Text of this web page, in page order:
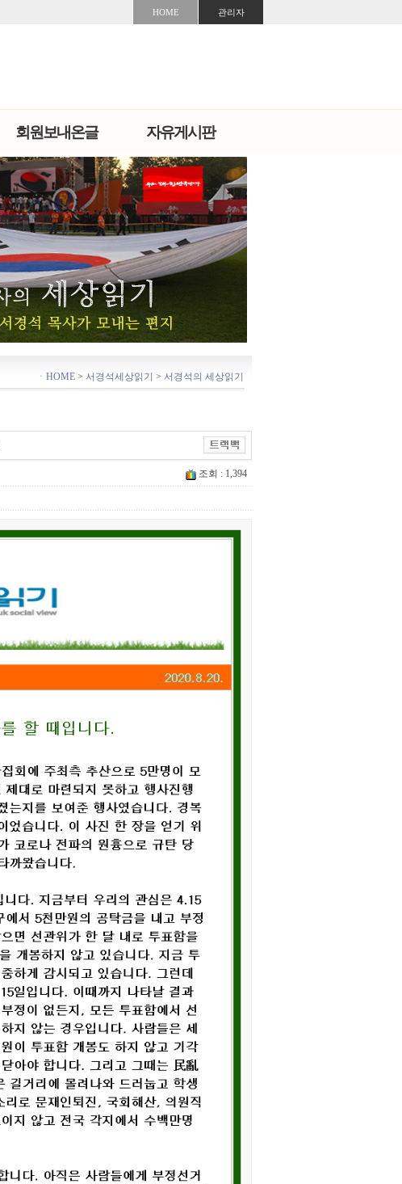
HOME 관리자
회원보내온글 자유게시판
ㆍHOME> 서경석세상읽기 > 서경석의 세상읽기
조회 : 1,394